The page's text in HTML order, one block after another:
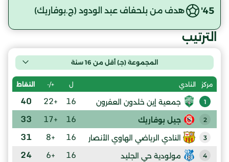
45' هدف من بلحفاف عبد الودود (ج.بوفاريك)
الترتيب
المجموعة (جـ) أقل من 16 سنة
مركز النادي ل +/- النقاط
1 جمعية إين خلدون العفرون 16
+22
40
2 جيل بوفاريك 16
+17
33
3 النادي الرياضي الهاوي الأنصار 16
+8
31
4 مولودية حي الجليد 16
+6
24